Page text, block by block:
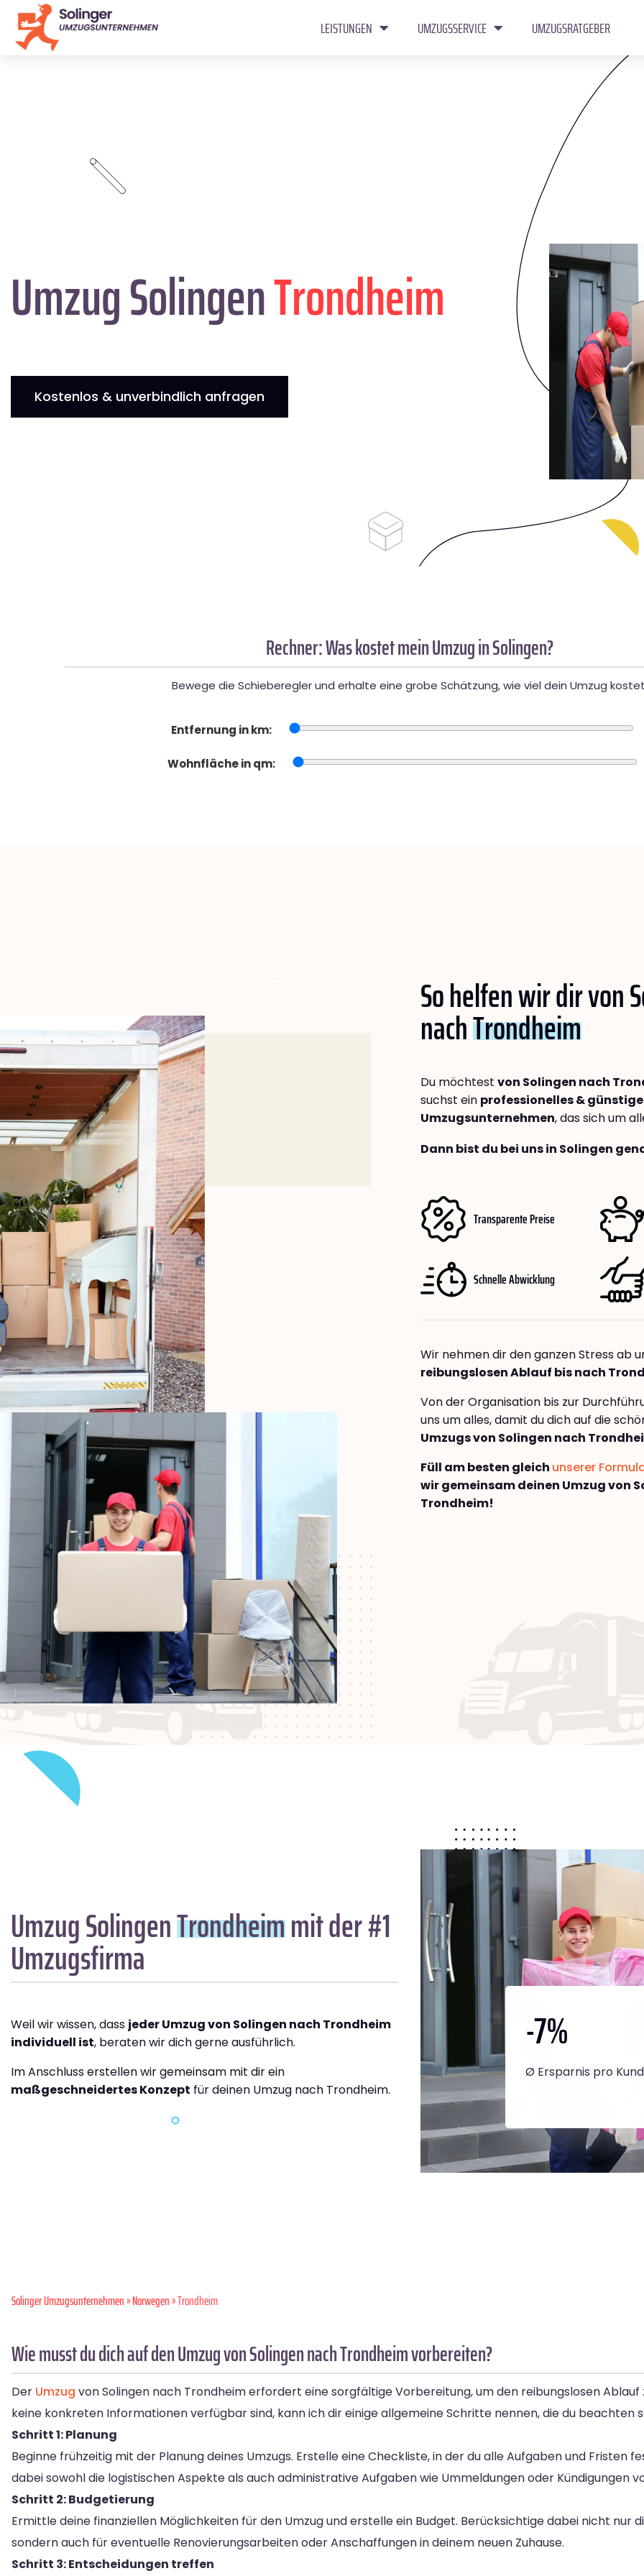
LEISTUNGEN UMZUGSSERVICE UMZUGSRATGEBER
Umzug SolingenTrondheim
Kostenlos & unverbindlich anfragen
Rechner: Was kostet mein Umzug in Solingen?
Bewege die Schieberegler und erhalte eine grobe Schätzung, wie viel dein Umzug
Entfernung in km:
Wohnfläche in qm:
So helfen wir dir von
nachTrondheim
Du möchtest von Solingen nach
suchst ein professionelles &
Umzugsunternehmen, das sich um
Dann bist du bei uns in Solingen
Transparente Preise
Schnelle Abwicklung
Wir nehmen dir den ganzen Stress ab
reibungslosen Ablauf bis nach
Von der Organisation bis zur
uns um alles, damit du dich auf die
Umzugs von Solingen nach
Füll am besten gleich unserer
wir gemeinsam deinen Umzug von
Trondheim!
Umzug SolingenTrondheimmit der #1
Umzugsfirma
Weil wir wissen, dass jeder Umzug von Solingen nach Trondheim
individuell ist, beraten wir dich gerne ausführlich.
Im Anschluss erstellen wir gemeinsam mit dir ein
maßgeschneidertes Konzept für deinen Umzug nach Trondheim.
-7%
Ø Ersparnis pro
Solinger Umzugsunternehmen»Norwegen» Trondheim
Wie musst du dich auf den Umzug von Solingen nach Trondheim vorbereiten?
Der Umzug von Solingen nach Trondheim erfordert eine sorgfältige Vorbereitung, um den reibungslosen Ablauf
keine konkreten Informationen verfügbar sind, kann ich dir einige allgemeine Schritte nennen, die du beachten
Schritt 1: Planung
Beginne frühzeitig mit der Planung deines Umzugs. Erstelle eine Checkliste, in der du alle Aufgaben und Fristen
dabei sowohl die logistischen Aspekte als auch administrative Aufgaben wie Ummeldungen oder Kündigungen
Schritt 2: Budgetierung
Ermittle deine finanziellen Möglichkeiten für den Umzug und erstelle ein Budget. Berücksichtige dabei nicht nur
sondern auch für eventuelle Renovierungsarbeiten oder Anschaffungen in deinem neuen Zuhause.
Schritt 3: Entscheidungen treffen